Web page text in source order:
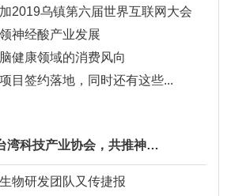
2019乌镇第六届世界互联网大会
神经酸产业发展
健康领域的消费风向
目签约落地，同时还有这些...
湾科技产业协会，共推神…
物研发团队又传捷报